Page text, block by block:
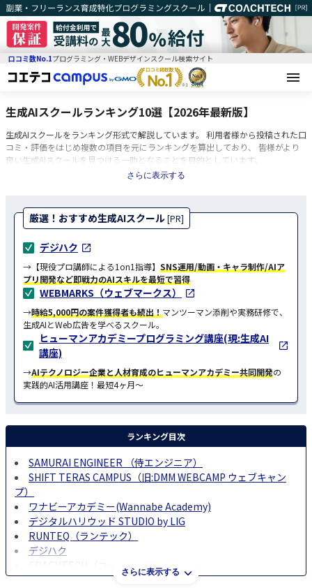
口コミ数No.1プログラミング・WEBデザインスクール検索サイト
生成AIスクールランキング10選【2026年最新版】
生成AIスクールをランキング形式で解説しています。 利用者様から投稿された口
コミ・評価をはじめ複数の項目を元にランキングを算出しており、 皆様がより
良い生成AIスクールを見つける一助となることを目的としています。
さらに表示する
厳選！おすすめ生成AIスクール[PR]
デジハク
→【現役プロ講師による1on1指導】 SNS運用/動画・キャラ制作/AIア
プリ開発など即戦力のAIスキルを最短で習得
WEBMARKS（ウェブマークス）
→時給5,000円の案件獲得者も続出！マンツーマン添削や実務研修で、
生成AIとWeb広告を学べるスクール。
ヒューマンアカデミープログラミング講座(現:生成AI
講座)
→AIテクノロジー企業と人材育成のヒューマンアカデミー共同開発の
実践的AI活用講座！最短4ヶ月〜
ランキング目次
SAMURAI ENGINEER （侍エンジニア）
SHIFT TERAS CAMPUS（旧:DMM WEBCAMP ウェブキャン
プ）
ワナビーアカデミー(Wannabe Academy)
デジタルハリウッド STUDIO by LIG
RUNTEQ（ランテック）
デジハク
COACHTECH（コーチテック）
デジタルハリウッドSTUDIO
さらに表示する